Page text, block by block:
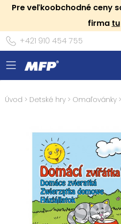
Pre veľkoobchodné ceny
firma tu
+421 910 454 755
Úvod > Detské hry > Omaľovánky >